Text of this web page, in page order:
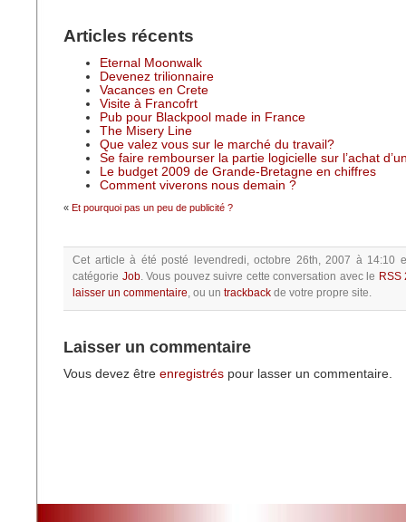
Articles récents
Eternal Moonwalk
Devenez trilionnaire
Vacances en Crete
Visite à Francofrt
Pub pour Blackpool made in France
The Misery Line
Que valez vous sur le marché du travail?
Se faire rembourser la partie logicielle sur l’achat
Le budget 2009 de Grande-Bretagne en chiffres
Comment viverons nous demain ?
« Et pourquoi pas un peu de publicité ?
Cet article à été posté levendredi, octobre 26th, 2007 à 14:10
catégorie Job. Vous pouvez suivre cette conversation avec le RSS
laisser un commentaire, ou un trackback de votre propre site.
Laisser un commentaire
Vous devez être enregistrés pour lasser un commentaire.